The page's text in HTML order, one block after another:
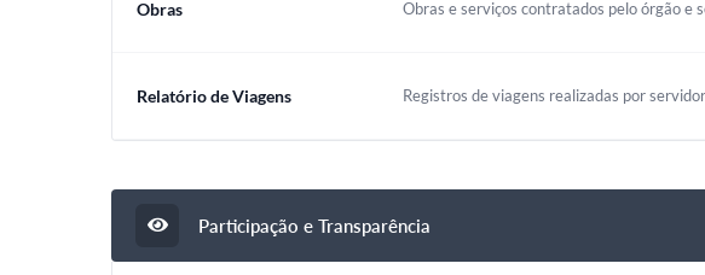
Obras Obras e serviços contratados pelo órgão e
Relatório de Viagens Registros de viagens realizadas por
Participação e Transparência